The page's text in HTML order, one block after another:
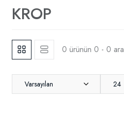
KROP
0 ürünün 0 - 0
Varsayılan 24